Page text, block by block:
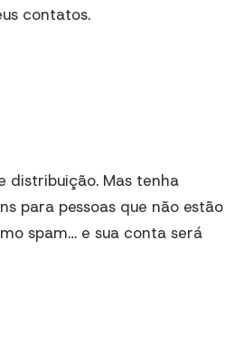
contatos.
distribuição. Mas tenha
para pessoas que não estão
spam… e sua conta será